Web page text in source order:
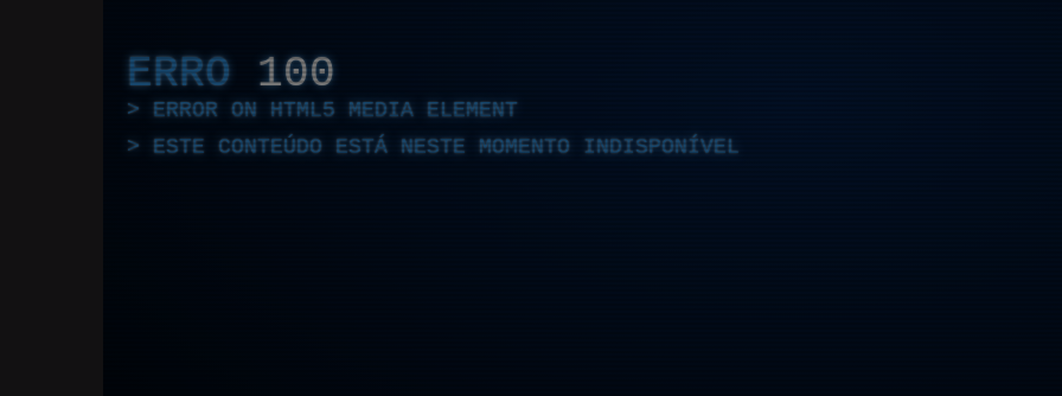
ERRO 100
ERROR ON HTML5 MEDIA ELEMENT
ESTE CONTEÚDO ESTÁ NESTE MOMENTO INDISPONÍVEL